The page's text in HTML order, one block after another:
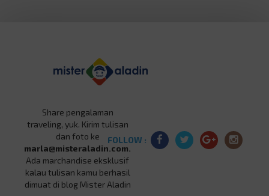
Share pengalaman
traveling, yuk. Kirim tulisan
dan foto ke
marla@misteraladin.com.
Ada marchandise eksklusif
kalau tulisan kamu berhasil
dimuat di blog Mister Aladin
FOLLOW :